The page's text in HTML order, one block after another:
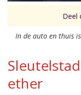
Deel
In de auto en thuis
ether